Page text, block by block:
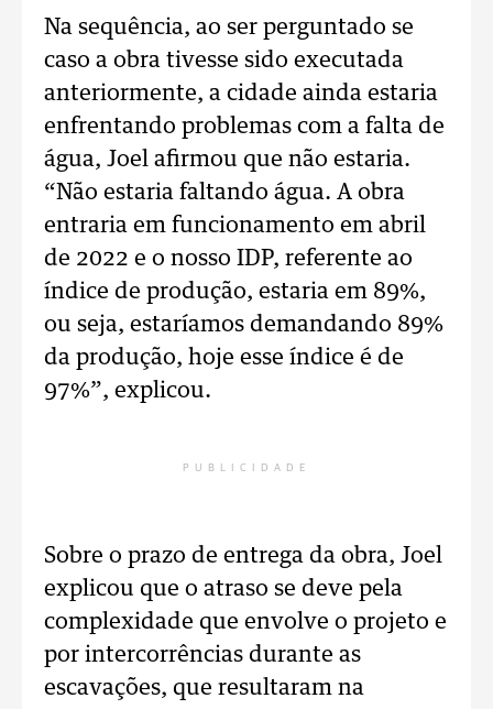
Na sequência, ao ser perguntado se
caso a obra tivesse sido executada
anteriormente, a cidade ainda estaria
enfrentando problemas com a falta de
água, Joel afirmou que não estaria.
“Não estaria faltando água. A obra
entraria em funcionamento em abril
de 2022 e o nosso IDP, referente ao
índice de produção, estaria em 89%,
ou seja, estaríamos demandando 89%
da produção, hoje esse índice é de
97%”, explicou.
PUBLICIDADE
Sobre o prazo de entrega da obra, Joel
explicou que o atraso se deve pela
complexidade que envolve o projeto e
por intercorrências durante as
escavações, que resultaram na